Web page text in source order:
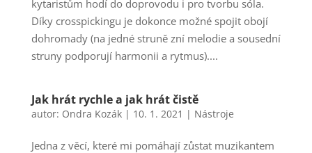
kytaristům hodí do doprovodu i pro tvorbu sóla.
Díky crosspickingu je dokonce možné spojit obojí
dohromady (na jedné struně zní melodie a sousední
struny podporují harmonii a rytmus)....
Jak hrát rychle a jak hrát čistě
autor: Ondra Kozák| 10. 1. 2021 | Nástroje
Jedna z věcí, které mi pomáhají zůstat muzikantem